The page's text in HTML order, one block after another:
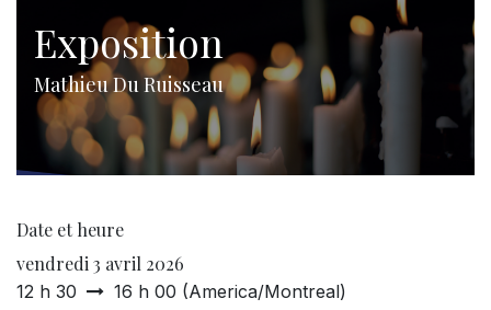
Exposition
Mathieu Du Ruisseau
Date et heure
vendredi 3 avril 2026
12 h 30 16 h 00 (America/Montreal)